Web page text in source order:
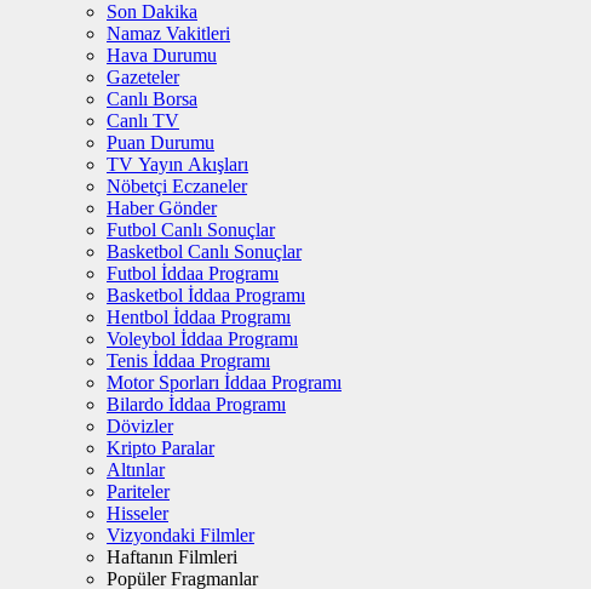
Son Dakika
Namaz Vakitleri
Hava Durumu
Gazeteler
Canlı Borsa
Canlı TV
Puan Durumu
TV Yayın Akışları
Nöbetçi Eczaneler
Haber Gönder
Futbol Canlı Sonuçlar
Basketbol Canlı Sonuçlar
Futbol İddaa Programı
Basketbol İddaa Programı
Hentbol İddaa Programı
Voleybol İddaa Programı
Tenis İddaa Programı
Motor Sporları İddaa Programı
Bilardo İddaa Programı
Dövizler
Kripto Paralar
Altınlar
Pariteler
Hisseler
Vizyondaki Filmler
Haftanın Filmleri
Popüler Fragmanlar